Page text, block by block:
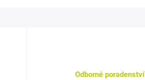
Odborné poradenství